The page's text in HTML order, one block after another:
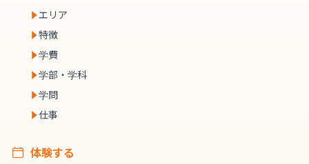
エリア
特徴
学費
学部・学科
学問
仕事
体験する